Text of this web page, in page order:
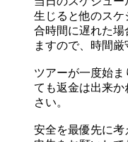
生じると他のス
合時間に遅れた
ますので、時間厳
ツアーが一度始
ても返金は出来
さい。
安全を最優先に